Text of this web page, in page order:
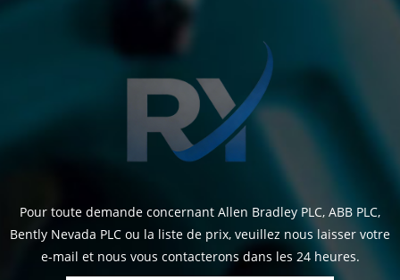
Pour toute demande concernant Allen Bradley PLC, ABB PLC,
Bently Nevada PLC ou la liste de prix, veuillez nous laisser votre
e-mail et nous vous contacterons dans les 24 heures.